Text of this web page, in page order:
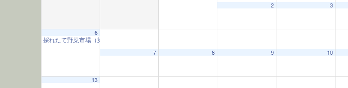
2 3
6
採れたて野菜市場（第1日曜）
7
8 9 10
13
12:00 AM